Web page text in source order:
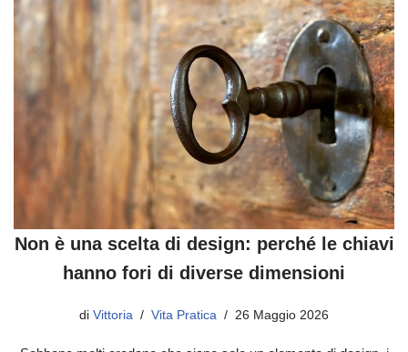
Non è una scelta di design: perché le chiavi
hanno fori di diverse dimensioni
di Vittoria Vita Pratica 26 Maggio 2026